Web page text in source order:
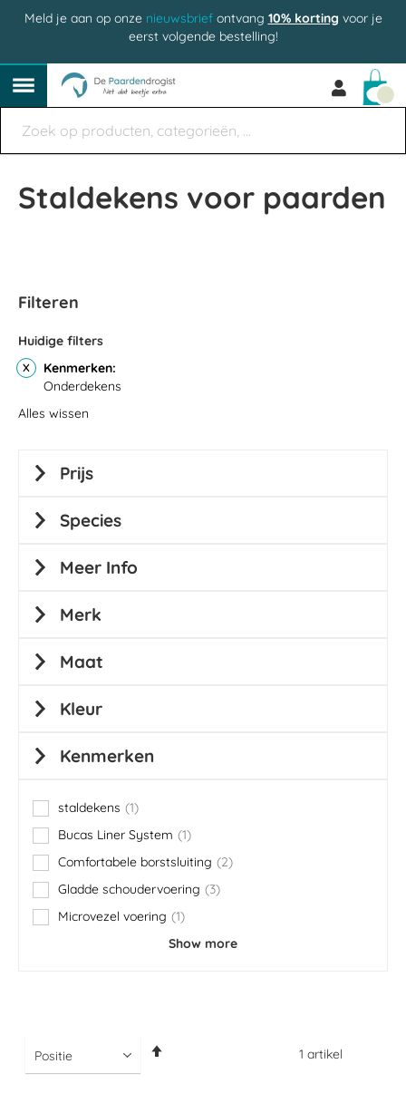
Meld je aan op onze nieuwsbriefontvang 10% korting voor je
eerst volgende bestelling!
Staldekens voor paarden
1 artikel
Filteren
Huidige filters
Kenmerken
Onderdekens
Alles wissen
Prijs
Species
Meer Info
Merk
Maat
Kleur
Kenmerken
staldekens 1
item
Bucas Liner System
1
item
Comfortabele borstsluiting
2
items
Gladde schoudervoering
3
items
Microvezel voering
1
item
Show more